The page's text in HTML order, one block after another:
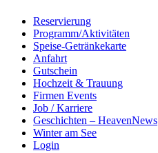
Reservierung
Programm/Aktivitäten
Speise-Getränkekarte
Anfahrt
Gutschein
Hochzeit & Trauung
Firmen Events
Job / Karriere
Geschichten – HeavenNews
Winter am See
Login